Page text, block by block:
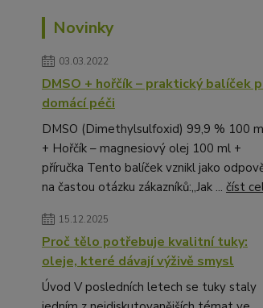
Novinky
03.03.2022
DMSO + hořčík – praktický balíček
domácí péči
DMSO (Dimethylsulfoxid) 99,9 % 100
+ Hořčík – magnesiový olej 100 ml +
příručka Tento balíček vznikl jako
na častou otázku zákazníků:„Jak ... číst
15.12.2025
Proč tělo potřebuje kvalitní tuky:
oleje, které dávají výživě smysl
Úvod V posledních letech se tuky staly